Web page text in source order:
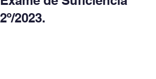
2º/2023.